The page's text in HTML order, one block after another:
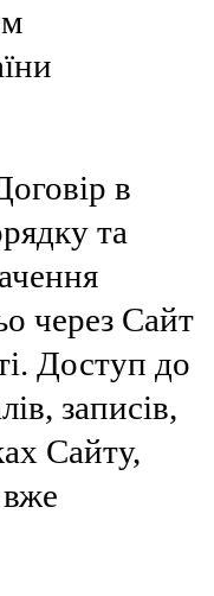
в
та
через Сайт
Доступ до
записів,
Сайту,